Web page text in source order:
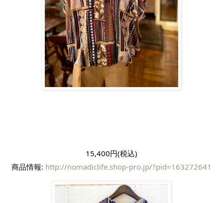
15,400円(税込)
商品情報: http://nomadiclife.shop-pro.jp/?pid=163272641